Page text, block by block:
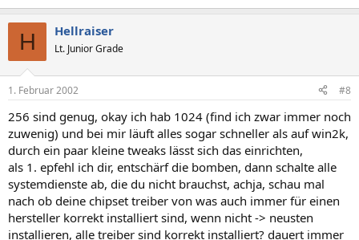
H Hellraiser
Lt. Junior Grade
1. Februar 2002 #8
256 sind genug, okay ich hab 1024 (find ich zwar immer noch
zuwenig) und bei mir läuft alles sogar schneller als auf win2k,
durch ein paar kleine tweaks lässt sich das einrichten,
als 1. epfehl ich dir, entschärf die bomben, dann schalte alle
systemdienste ab, die du nicht brauchst, achja, schau mal
nach ob deine chipset treiber von was auch immer für einen
hersteller korrekt installiert sind, wenn nicht -> neusten
installieren, alle treiber sind korrekt installiert? dauert immer